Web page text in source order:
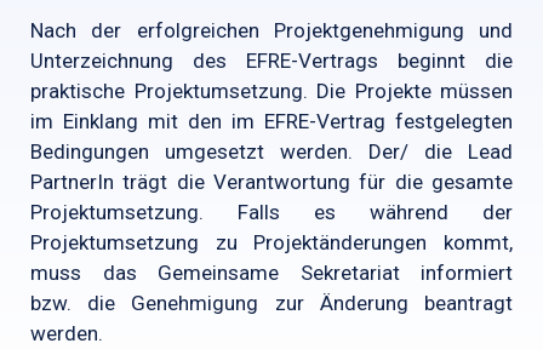
Nach der erfolgreichen Projektgenehmigung und
Unterzeichnung des EFRE-Vertrags beginnt die
praktische Projektumsetzung. Die Projekte müssen
im Einklang mit den im EFRE-Vertrag festgelegten
Bedingungen umgesetzt werden. Der/ die Lead
PartnerIn trägt die Verantwortung für die gesamte
Projektumsetzung. Falls es während der
Projektumsetzung zu Projektänderungen kommt,
muss das Gemeinsame Sekretariat informiert
bzw. die Genehmigung zur Änderung beantragt
werden.